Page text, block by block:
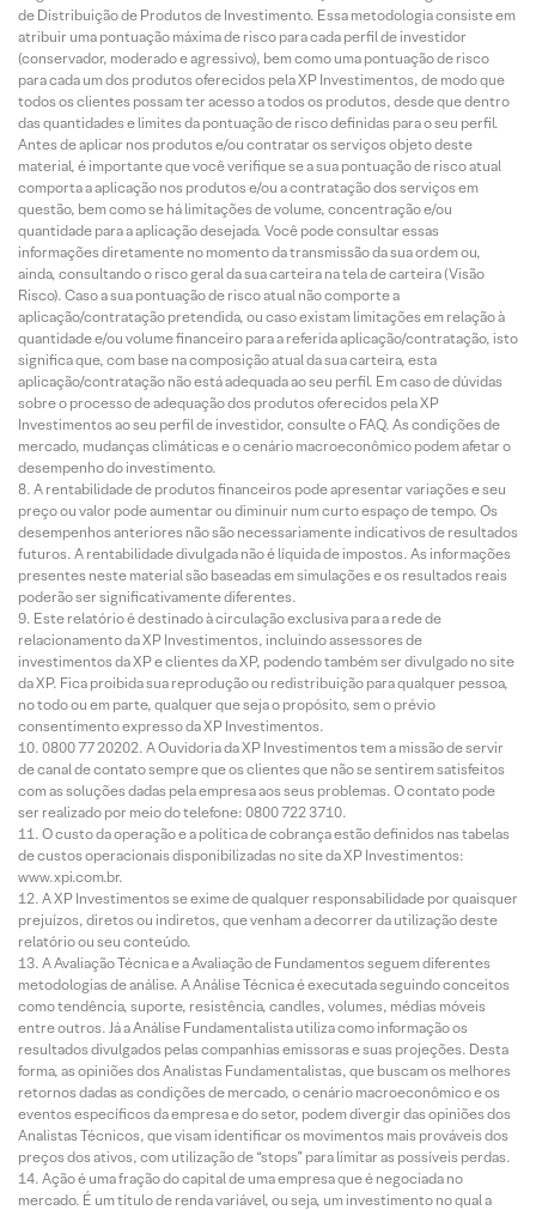
de Distribuição de Produtos de Investimento. Essa metodologia consiste em
atribuir uma pontuação máxima de risco para cada perfil de investidor
(conservador, moderado e agressivo), bem como uma pontuação de risco
para cada um dos produtos oferecidos pela XP Investimentos, de modo que
todos os clientes possam ter acesso a todos os produtos, desde que dentro
das quantidades e limites da pontuação de risco definidas para o seu perfil.
Antes de aplicar nos produtos e/ou contratar os serviços objeto deste
material, é importante que você verifique se a sua pontuação de risco atual
comporta a aplicação nos produtos e/ou a contratação dos serviços em
questão, bem como se há limitações de volume, concentração e/ou
quantidade para a aplicação desejada. Você pode consultar essas
informações diretamente no momento da transmissão da sua ordem ou,
ainda, consultando o risco geral da sua carteira na tela de carteira (Visão
Risco). Caso a sua pontuação de risco atual não comporte a
aplicação/contratação pretendida, ou caso existam limitações em relação à
quantidade e/ou volume financeiro para a referida aplicação/contratação, isto
significa que, com base na composição atual da sua carteira, esta
aplicação/contratação não está adequada ao seu perfil. Em caso de dúvidas
sobre o processo de adequação dos produtos oferecidos pela XP
Investimentos ao seu perfil de investidor, consulte o FAQ. As condições de
mercado, mudanças climáticas e o cenário macroeconômico podem afetar o
desempenho do investimento.
A rentabilidade de produtos financeiros pode apresentar variações e seu
preço ou valor pode aumentar ou diminuir num curto espaço de tempo. Os
desempenhos anteriores não são necessariamente indicativos de resultados
futuros. A rentabilidade divulgada não é líquida de impostos. As informações
presentes neste material são baseadas em simulações e os resultados reais
poderão ser significativamente diferentes.
Este relatório é destinado à circulação exclusiva para a rede de
relacionamento da XP Investimentos, incluindo assessores de
investimentos da XP e clientes da XP, podendo também ser divulgado no site
da XP. Fica proibida sua reprodução ou redistribuição para qualquer pessoa,
no todo ou em parte, qualquer que seja o propósito, sem o prévio
consentimento expresso da XP Investimentos.
0800 77 20202. A Ouvidoria da XP Investimentos tem a missão de servir
de canal de contato sempre que os clientes que não se sentirem satisfeitos
com as soluções dadas pela empresa aos seus problemas. O contato pode
ser realizado por meio do telefone: 0800 722 3710.
O custo da operação e a política de cobrança estão definidos nas tabelas
de custos operacionais disponibilizadas no site da XP Investimentos:
www.xpi.com.br.
A XP Investimentos se exime de qualquer responsabilidade por quaisquer
prejuízos, diretos ou indiretos, que venham a decorrer da utilização deste
relatório ou seu conteúdo.
A Avaliação Técnica e a Avaliação de Fundamentos seguem diferentes
metodologias de análise. A Análise Técnica é executada seguindo conceitos
como tendência, suporte, resistência, candles, volumes, médias móveis
entre outros. Já a Análise Fundamentalista utiliza como informação os
resultados divulgados pelas companhias emissoras e suas projeções. Desta
forma, as opiniões dos Analistas Fundamentalistas, que buscam os melhores
retornos dadas as condições de mercado, o cenário macroeconômico e os
eventos específicos da empresa e do setor, podem divergir das opiniões dos
Analistas Técnicos, que visam identificar os movimentos mais prováveis dos
preços dos ativos, com utilização de “stops” para limitar as possíveis perdas.
Ação é uma fração do capital de uma empresa que é negociada no
mercado. É um título de renda variável, ou seja, um investimento no qual a